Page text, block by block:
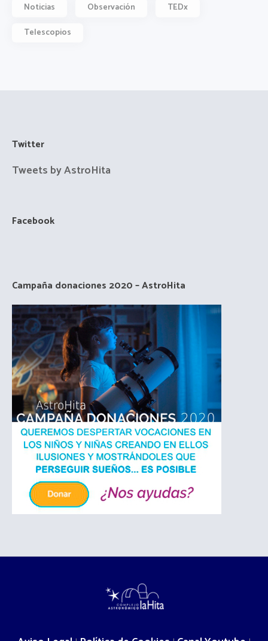
Noticias
Observación
TEDx
Telescopios
Twitter
Tweets by AstroHita
Facebook
Campaña donaciones 2020 – AstroHita